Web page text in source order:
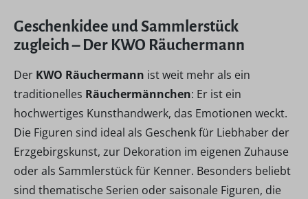
Geschenkidee und Sammlerstück
zugleich – Der KWO Räuchermann
Der KWO Räuchermann ist weit mehr als ein
traditionelles Räuchermännchen: Er ist ein
hochwertiges Kunsthandwerk, das Emotionen weckt.
Die Figuren sind ideal als Geschenk für Liebhaber der
Erzgebirgskunst, zur Dekoration im eigenen Zuhause
oder als Sammlerstück für Kenner. Besonders beliebt
sind thematische Serien oder saisonale Figuren, die